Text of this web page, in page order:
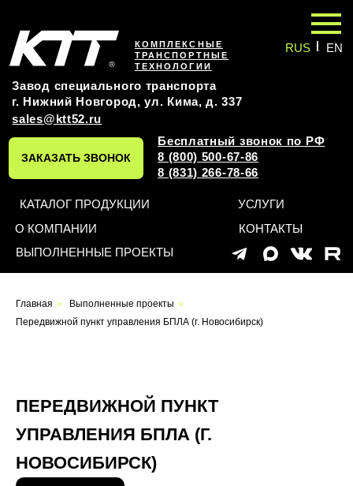
sales@ktt52.ru
Бесплатный звонок по РФ
ЗАКАЗАТЬ ЗВОНОК
КОМПЛЕКСНЫЕ
ТРАНСПОРТНЫЕ
ТЕХНОЛОГИИ
ВЫПОЛНЕННЫЕ ПРОЕКТЫ
УСЛУГИ
О КОМПАНИИ
КОНТАКТЫ
Завод специального транспорта
г. Нижний Новгород, ул. Кима, д. 337
Оставьте заявку на
индивидуальный проект
Главная » Выполненные проекты »
Передвижной пункт управления БПЛА (г. Новосибирск)
ПЕРЕДВИЖНОЙ ПУНКТ
УПРАВЛЕНИЯ БПЛА (Г.
НОВОСИБИРСК)